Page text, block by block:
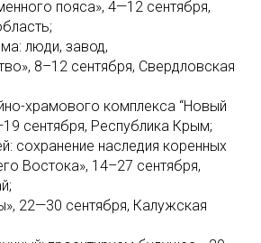
пояса», 4—12 сентября,
люди, завод,
8–12 сентября, Свердловская
храмового комплекса “Новый
сентября, Республика Крым;
сохранение наследия коренных
Востока», 14–27 сентября,
22—30 сентября, Калужская